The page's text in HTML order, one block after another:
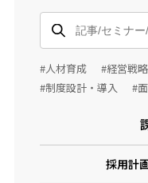
#人材育成 #経営戦略
#制度設計・導入
#
採用計